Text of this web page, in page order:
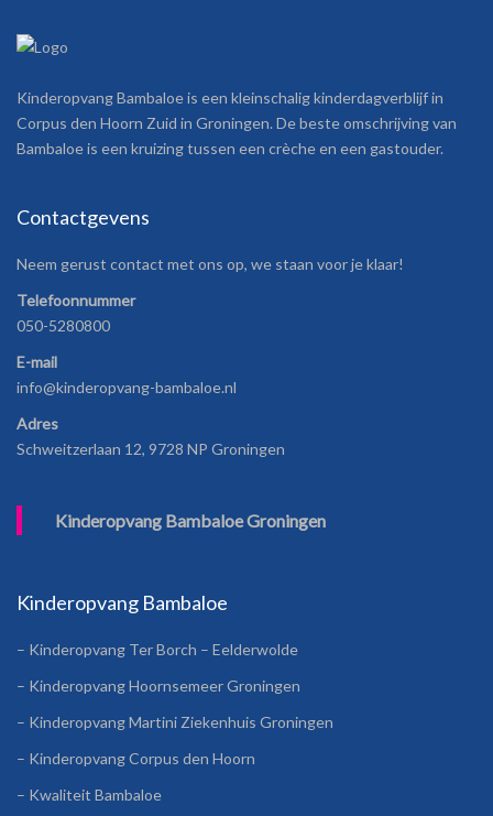
Kinderopvang Bambaloe is een kleinschalig kinderdagverblijf in
Corpus den Hoorn Zuid in Groningen. De beste omschrijving van
Bambaloe is een kruizing tussen een crèche en een gastouder.
Contactgevens
Neem gerust contact met ons op, we staan voor je klaar!
Telefoonnummer
050-5280800
E-mail
info@kinderopvang-bambaloe.nl
Adres
Schweitzerlaan 12, 9728 NP Groningen
Kinderopvang Bambaloe Groningen
Kinderopvang Bambaloe
– Kinderopvang Ter Borch – Eelderwolde
– Kinderopvang Hoornsemeer Groningen
– Kinderopvang Martini Ziekenhuis Groningen
– Kinderopvang Corpus den Hoorn
– Kwaliteit Bambaloe